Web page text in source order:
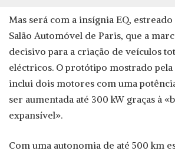
Mas será com a insígnia EQ,
Salão Automóvel de Paris, que a
decisivo para a criação de veículos
eléctricos. O protótipo mostrado pela
inclui dois motores com uma
ser aumentada até 300 kW graças à
expansível».
Com uma autonomia de até 500 km